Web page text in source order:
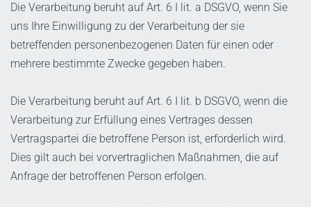
Die Verarbeitung beruht auf Art. 6 I lit. a DSGVO, wenn Sie
uns Ihre Einwilligung zu der Verarbeitung der sie
betreffenden personenbezogenen Daten für einen oder
mehrere bestimmte Zwecke gegeben haben.
Die Verarbeitung beruht auf Art. 6 I lit. b DSGVO, wenn die
Verarbeitung zur Erfüllung eines Vertrages dessen
Vertragspartei die betroffene Person ist, erforderlich wird.
Dies gilt auch bei vorvertraglichen Maßnahmen, die auf
Anfrage der betroffenen Person erfolgen.